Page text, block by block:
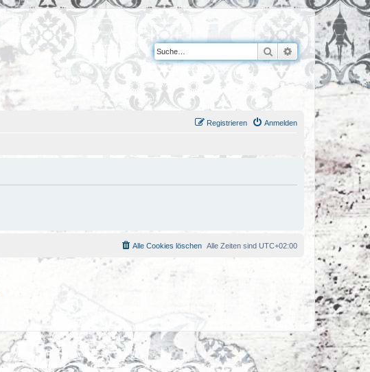
Suche Erweiterte Suche
Anmelden
Registrieren
Alle Zeiten sind UTC+02:00
Alle Cookies löschen